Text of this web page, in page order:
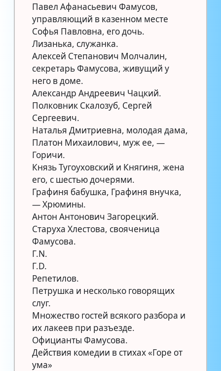
Павел Афанасьевич Фамусов,
управляющий в казенном месте
Софья Павловна, его дочь.
Лизанька, служанка.
Алексей Степанович Молчалин,
секретарь Фамусова, живущий у
него в доме.
Александр Андреевич Чацкий.
Полковник Скалозуб, Сергей
Сергеевич.
Наталья Дмитриевна, молодая дама,
Платон Михаилович, муж ее, —
Горичи.
Князь Тугоуховский и Княгиня, жена
его, с шестью дочерями.
Графиня бабушка, Графиня внучка,
— Хрюмины.
Антон Антонович Загорецкий.
Старуха Хлестова, свояченица
Фамусова.
Г.N.
Г.D.
Репетилов.
Петрушка и несколько говорящих
слуг.
Множество гостей всякого разбора и
их лакеев при разъезде.
Официанты Фамусова.
Действия комедии в стихах «Горе от
ума»